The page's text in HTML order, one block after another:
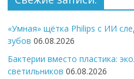
«Умная» щётка Philips с ИИ
зубов 06.08.2026
Бактерии вместо пластика:
светильников 06.08.2026